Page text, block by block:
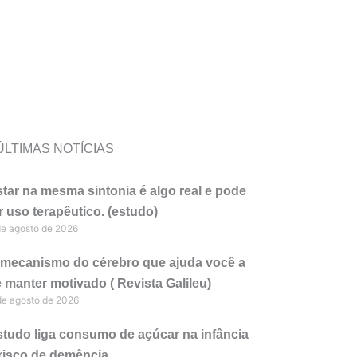
NOTÍCIAS
na mesma sintonia é algo real e pode
uso terapêutico. (estudo)
agosto de 2026
do cérebro que ajuda você a
manter motivado ( Revista Galileu)
agosto de 2026
liga consumo de açúcar na infância